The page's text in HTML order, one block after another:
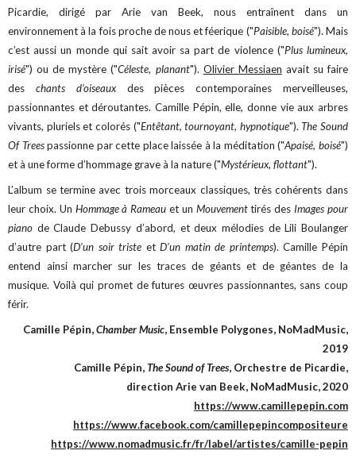
Picardie, dirigé par Arie van Beek, nous entraînent dans un
environnement à la fois proche de nous et féerique ("Paisible, boisé"). Mais
c’est aussi un monde qui sait avoir sa part de violence ("Plus lumineux,
irisé") ou de mystère ("Céleste, planant"). Olivier Messiaen avait su faire
des chants d’oiseauxdes pièces contemporaines merveilleuses,
passionnantes et déroutantes. Camille Pépin, elle, donne vie aux arbres
vivants, pluriels et colorés ("Entêtant, tournoyant, hypnotique"). The Sound
Of Treespassionne par cette place laissée à la méditation ("Apaisé, boisé")
et à une forme d’hommage grave à la nature ("Mystérieux, flottant").
L’album se termine avec trois morceaux classiques, très cohérents dans
leur choix. Un Hommage à Rameau et un Mouvementtirés des Images pour
piano de Claude Debussy d’abord, et deux mélodies de Lili Boulanger
d’autre part (D’un soir triste etD’un matin de printemps). Camille Pépin
entend ainsi marcher sur les traces de géants et de géantes de la
musique. Voilà qui promet de futures œuvres passionnantes, sans coup
férir.
Camille Pépin,Chamber Music, Ensemble Polygones, NoMadMusic,
2019
Camille Pépin,The Sound of Trees, Orchestre de Picardie,
direction Arie van Beek, NoMadMusic, 2020
https://www.camillepepin.com
https://www.facebook.com/camillepepincompositeure
https://www.nomadmusic.fr/fr/label/artistes/camille-pepin